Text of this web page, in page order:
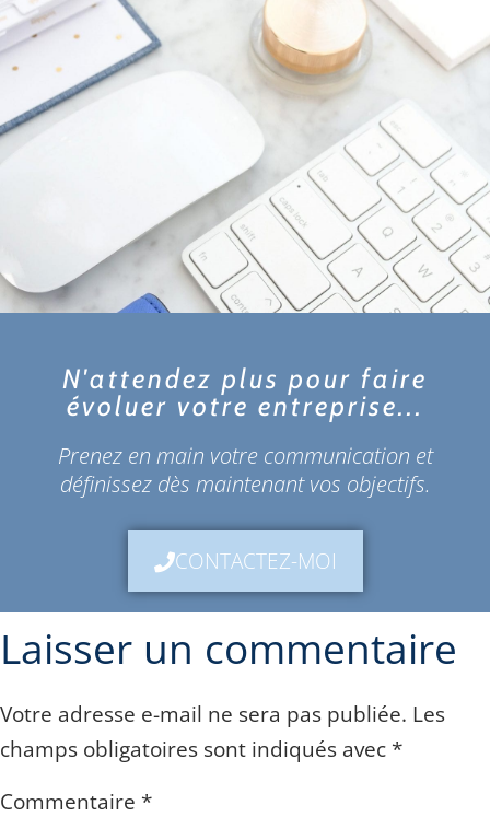
N'attendez plus pour faire
évoluer votre entreprise...
Prenez en main votre communication et
définissez dès maintenant vos objectifs.
CONTACTEZ-MOI
Laisser un commentaire
Votre adresse e-mail ne sera pas publiée. Les
champs obligatoires sont indiqués avec *
Commentaire *